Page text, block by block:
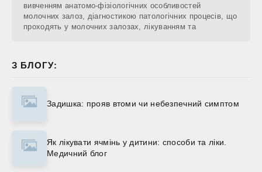
вивченням анатомо-фізіологічних особливостей
молочних залоз, діагностикою патологічних процесів, що
проходять у молочних залозах, лікуванням та
З БЛОГУ:
Задишка: прояв втоми чи небезпечний симптом
Як лікувати ячмінь у дитини: способи та ліки.
Медичний блог